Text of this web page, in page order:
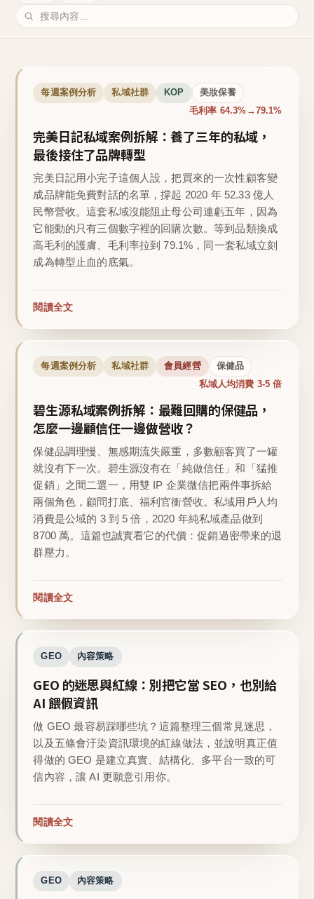
每週案例分析 私域社群 KOP 美妝保養
毛利率 64.3%→79.1%
完美日記私域案例拆解：養了三年的私域，
最後接住了品牌轉型
完美日記用小完子這個人設，把買來的一次性顧客變
成品牌能免費對話的名單，撐起 2020 年 52.33 億人
民幣營收。這套私域沒能阻止母公司連虧五年，因為
它能動的只有三個數字裡的回購次數。等到品類換成
高毛利的護膚、毛利率拉到 79.1%，同一套私域立刻
成為轉型止血的底氣。
閱讀全文
每週案例分析 私域社群 會員經營 保健品
私域人均消費 3-5 倍
碧生源私域案例拆解：最難回購的保健品，
怎麼一邊顧信任一邊做營收？
保健品調理慢、無感期流失嚴重，多數顧客買了一罐
就沒有下一次。碧生源沒有在「純做信任」和「猛推
促銷」之間二選一，用雙 IP 企業微信把兩件事拆給
兩個角色，顧問打底、福利官衝營收。私域用戶人均
消費是公域的 3 到 5 倍，2020 年純私域產品做到
8700 萬。這篇也誠實看它的代價：促銷過密帶來的退
群壓力。
閱讀全文
GEO 內容策略
GEO 的迷思與紅線：別把它當 SEO，也別給
AI 餵假資訊
做 GEO 最容易踩哪些坑？這篇整理三個常見迷思，
以及五條會汙染資訊環境的紅線做法，並說明真正值
得做的 GEO 是建立真實、結構化、多平台一致的可
信內容，讓 AI 更願意引用你。
閱讀全文
GEO 內容策略